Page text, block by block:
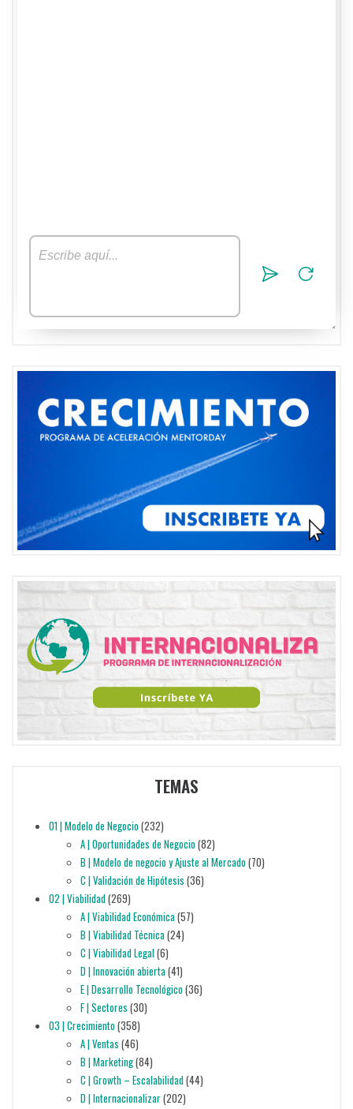
TEMAS
01 | Modelo de Negocio(232)
A | Oportunidades de Negocio(82)
B | Modelo de negocio y Ajuste al Mercado(70)
C | Validación de Hipótesis (36)
02 | Viabilidad(269)
A | Viabilidad Económica(57)
B | Viabilidad Técnica(24)
C | Viabilidad Legal(6)
D | Innovación abierta(41)
E | Desarrollo Tecnológico(36)
F | Sectores (30)
03 | Crecimiento(358)
A | Ventas (46)
B | Marketing(84)
C | Growth – Escalabilidad(44)
D | Internacionalizar(202)